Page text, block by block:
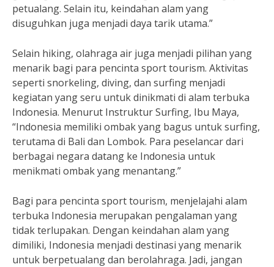
petualang. Selain itu, keindahan alam yang
disuguhkan juga menjadi daya tarik utama.”
Selain hiking, olahraga air juga menjadi pilihan yang
menarik bagi para pencinta sport tourism. Aktivitas
seperti snorkeling, diving, dan surfing menjadi
kegiatan yang seru untuk dinikmati di alam terbuka
Indonesia. Menurut Instruktur Surfing, Ibu Maya,
“Indonesia memiliki ombak yang bagus untuk surfing,
terutama di Bali dan Lombok. Para peselancar dari
berbagai negara datang ke Indonesia untuk
menikmati ombak yang menantang.”
Bagi para pencinta sport tourism, menjelajahi alam
terbuka Indonesia merupakan pengalaman yang
tidak terlupakan. Dengan keindahan alam yang
dimiliki, Indonesia menjadi destinasi yang menarik
untuk berpetualang dan berolahraga. Jadi, jangan